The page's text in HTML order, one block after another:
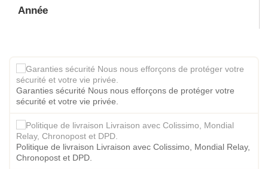
Année
Garanties sécurité Nous nous efforçons de protéger votre
sécurité et votre vie privée.
Politique de livraison Livraison avec Colissimo, Mondial Relay,
Chronopost et DPD.